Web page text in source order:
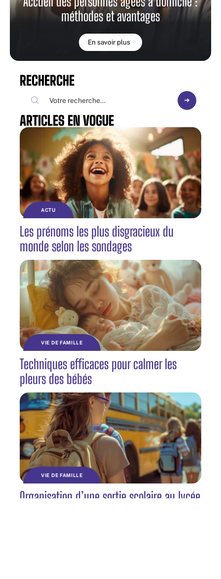
méthodes et avantages
En savoir plus
RECHERCHE
ARTICLES EN VOGUE
ACTU
Les prénoms les plus disgracieux du
monde selon les sondages
VIE DE FAMILLE
Techniques efficaces pour calmer les
pleurs des bébés
VIE DE FAMILLE
Organisation d’une sortie scolaire au lycée